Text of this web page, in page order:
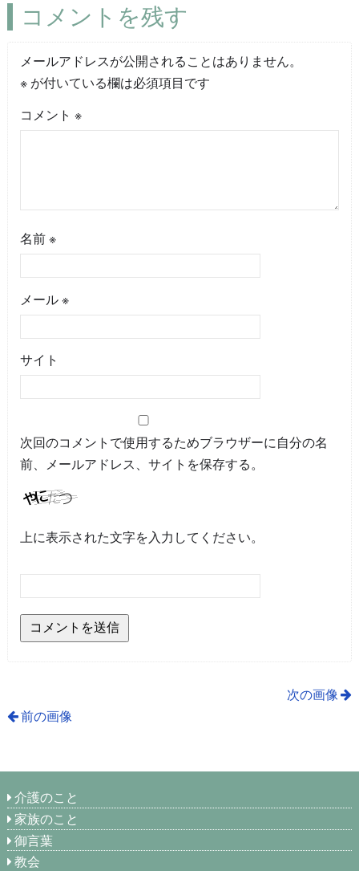
コメントを残す
メールアドレスが公開されることはありません。
※が付いている欄は必須項目です
コメント ※
名前 ※
メール ※
サイト
次回のコメントで使用するためブラウザーに自分の名
前、メールアドレス、サイトを保存する。
上に表示された文字を入力してください。
次の画像
前の画像
介護のこと
家族のこと
御言葉
教会